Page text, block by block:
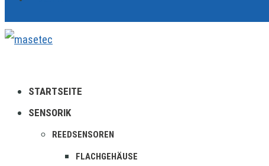
STARTSEITE
SENSORIK
REEDSENSOREN
FLACHGEHÄUSE